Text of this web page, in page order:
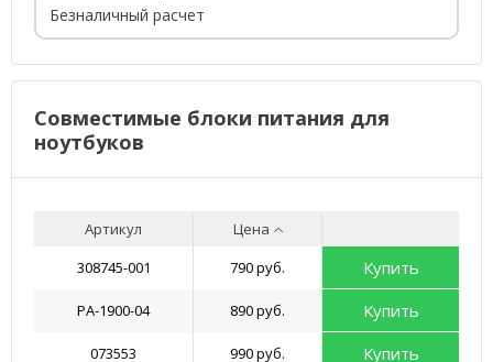
Безналичный расчет
Совместимые блоки питания для
ноутбуков
Артикул
Цена
308745-001
790 руб. Купить
PA-1900-04 890 руб. Купить
073553 990 руб. Купить